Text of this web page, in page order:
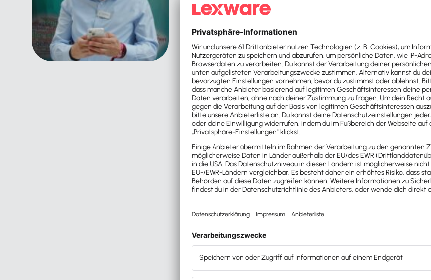
größten Fotolabor Europas unter Schmerzen die Fotobuch-
komplexe Produkte verkauft. Am Anfang waren das
Autotelefone, später Internet-Software. Immer wieder
haben wir beide gesehen, wie schwierig es sein kann,
Anwendungen zu erklären und dass Projekte scheitern, weil
Software-Oberflächen so kompliziert sind.
Ich habe mein Leben lang Sachen verkauft, die andere nicht
verkaufen konnten. Immer wieder kamen Menschen zu mir
und sagten „Du kannst das, habe ich gehört. Dann verkauf‘
das mal“ und das habe ich dann auch gemacht. Irgendwann
sind wir dann darauf gekommen, dass diese Software
dringend für die Cloud entwickelt werden muss – weil es eine
kann, die man anders nicht so gut erklären kann.“
Quixplain